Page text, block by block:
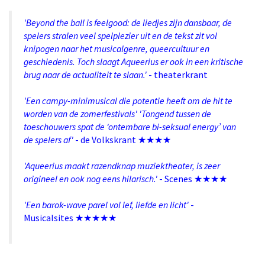
'Beyond the ball is feelgood: de liedjes zijn dansbaar, de
spelers stralen veel spelplezier uit en de tekst zit vol
knipogen naar het musicalgenre, queercultuur en
geschiedenis. Toch slaagt Aqueerius er ook in een kritische
brug naar de actualiteit te slaan.' - theaterkrant
'Een campy-minimusical die potentie heeft om de hit te
worden van de zomerfestivals' 'Tongend tussen de
toeschouwers spat de ‘ontembare bi-seksual energy’ van
de spelers af' - de Volkskrant ★★★★
'Aqueerius maakt razendknap muziektheater, is zeer
origineel en ook nog eens hilarisch.' - Scenes ★★★★
'Een barok-wave parel vol lef, liefde en licht' -
Musicalsites ★★★★★